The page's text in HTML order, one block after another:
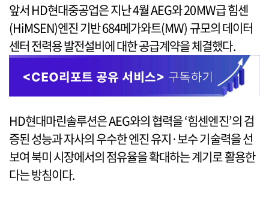
앞서 HD현대중공업은 지난 4월 AEG와 20MW급 힘센
(HiMSEN)엔진 기반 684메가와트(MW) 규모의 데이터
센터 전력용 발전설비에 대한 공급계약을 체결했다.
HD현대마린솔루션은 AEG와의 협력을 ‘힘센엔진’의 검
증된 성능과 자사의 우수한 엔진 유지·보수 기술력을 선
보여 북미 시장에서의 점유율을 확대하는 계기로 활용한
다는 방침이다.